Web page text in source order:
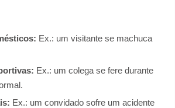
Ex.: um visitante se machuca
Ex.: um colega se fere durante
Ex.: um convidado sofre um acidente